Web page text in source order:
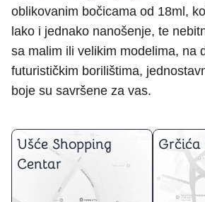
oblikovanim bočicama od 18ml,
lako i jednako nanošenje, te
sa malim ili velikim modelima, na
futurističkim borilištima,
boje su savršene za vas.
Ušće Shopping
Centar
Grčića